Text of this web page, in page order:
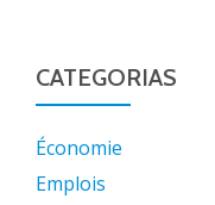
CATEGORIAS
Économie
Emplois